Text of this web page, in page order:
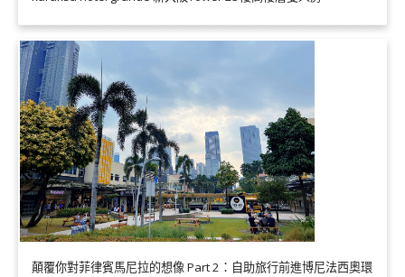
顛覆你對菲律賓馬尼拉的想像 Part 2：自助旅行前進博尼法西奧環